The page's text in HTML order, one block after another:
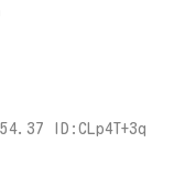
ID:CLp4T+3q